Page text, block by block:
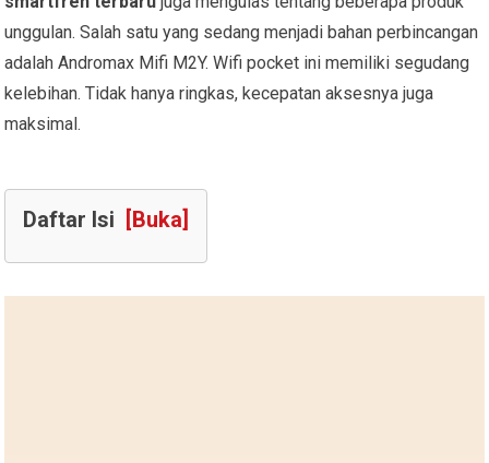
unggulan. Salah satu yang sedang menjadi bahan perbincangan
adalah Andromax Mifi M2Y. Wifi pocket ini memiliki segudang
kelebihan. Tidak hanya ringkas, kecepatan aksesnya juga
maksimal.
Daftar Isi [Buka]